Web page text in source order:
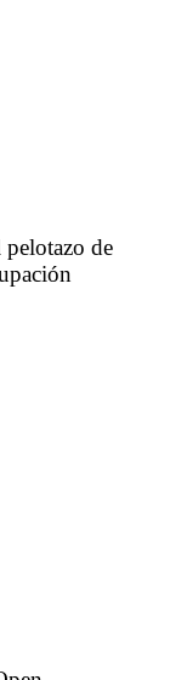
pelotazo de